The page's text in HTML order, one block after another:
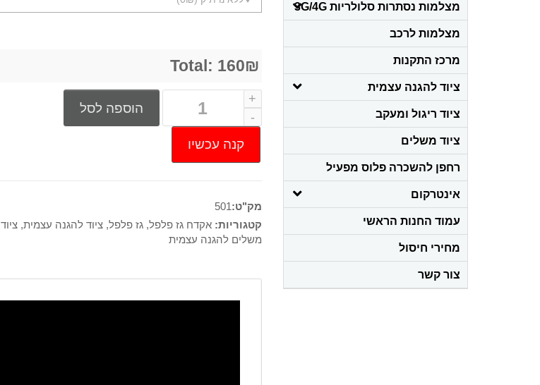
Total: 160₪
הוספה לסל
קנה עכשיו
מק"ט:501
קטגוריות:אקדח גז פלפל,גז פלפל,ציוד להגנה עצמית,ציוד
משלים להגנה עצמית
מצלמות נסתרות סלולריות 3G/4G
מצלמות לרכב
מרכז התקנות
ציוד להגנה עצמית
ציוד ריגול ומעקב
ציוד משלים
רחפן להשכרה פלוס מפעיל
אינטרקום
עמוד החנות הראשי
מחירי חיסול
צור קשר